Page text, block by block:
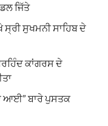
ਜਿੱਤੇ
ਸੁਖਮਨੀ ਸਾਹਿਬ ਦੇ
ਕਾਂਗਰਸ ਦੇ
ਆਈ” ਬਾਰੇ ਪੁਸਤਕ